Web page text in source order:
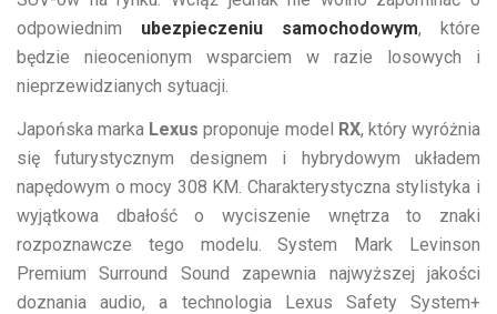
odpowiednim ubezpieczeniu samochodowym, które
będzie nieocenionym wsparciem w razie losowych i
nieprzewidzianych sytuacji
Japońska marka Lexus proponuje model RX, który wyróżnia
się futurystycznym designem i hybrydowym układem
napędowym o mocy 308 KM. Charakterystyczna stylistyka i
wyjątkowa dbałość o wyciszenie wnętrza to znaki
rozpoznawcze tego modelu. System Mark Levinson
Premium Surround Sound zapewnia najwyższej jakości
doznania audio, a technologia Lexus Safety System+